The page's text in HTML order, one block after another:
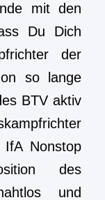
mit den
Du Dich
der
so lange
BTV aktiv
Nonstop
des
und